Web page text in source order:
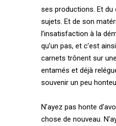
ses productions. Et du
sujets. Et de son
l’insatisfaction à la
qu’un pas, et c’est
carnets trônent sur
entamés et déjà
souvenir un peu
N’ayez pas honte
chose de nouveau.